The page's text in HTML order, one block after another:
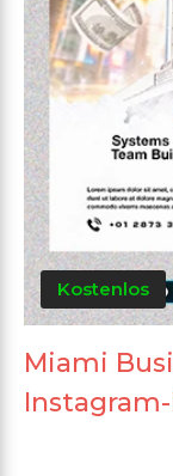
Kostenlos
Miami